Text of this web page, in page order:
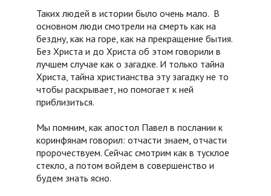
Таких людей в истории было очень мало. В
основном люди смотрели на смерть как на
бездну, как на горе, как на прекращение бытия.
Без Христа и до Христа об этом говорили в
лучшем случае как о загадке. И только тайна
Христа, тайна христианства эту загадку не то
чтобы раскрывает, но помогает к ней
приблизиться.
Мы помним, как апостол Павел в послании к
коринфянам говорил: отчасти знаем, отчасти
пророчествуем. Сейчас смотрим как в тусклое
стекло, а потом войдем в совершенство и
будем знать ясно.